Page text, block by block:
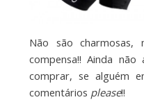
Não são charmosas,
compensa!! Ainda
comprar, se alguém
comentários please!!